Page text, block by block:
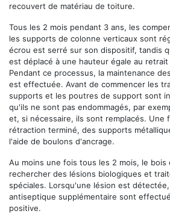
recouvert de matériau de toiture.
Tous les 2 mois pendant 3 ans, les
les supports de colonne verticaux sont
écrou est serré sur son dispositif, tandis
est déplacé à une hauteur égale au
Pendant ce processus, la maintenance
est effectuée. Avant de commencer les
supports et les poutres de support sont
qu'ils ne sont pas endommagés, par
et, si nécessaire, ils sont remplacés. Une
rétraction terminé, des supports
l'aide de boulons d'ancrage.
Au moins une fois tous les 2 mois, le bois
rechercher des lésions biologiques et
spéciales. Lorsqu'une lésion est
antiseptique supplémentaire sont
positive.